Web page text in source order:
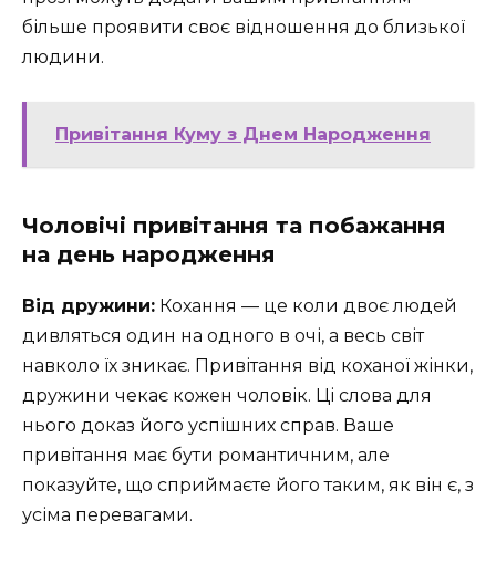
більше проявити своє відношення до близької
людини.
Привітання Куму з Днем Народження
Чоловічі привітання та побажання
на день народження
Від дружини: Кохання — це коли двоє людей
дивляться один на одного в очі, а весь світ
навколо їх зникає. Привітання від коханої жінки,
дружини чекає кожен чоловік. Ці слова для
нього доказ його успішних справ. Ваше
привітання має бути романтичним, але
показуйте, що сприймаєте його таким, як він є, з
усіма перевагами.